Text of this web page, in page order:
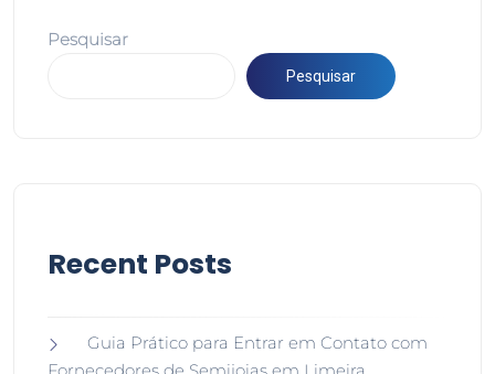
Pesquisar
Pesquisar
Recent Posts
Guia Prático para Entrar em Contato com